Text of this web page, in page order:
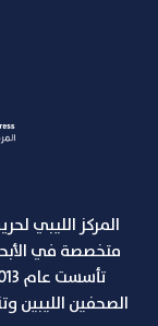
المركز الليبي
متخصصة في
الصحفين الليبين